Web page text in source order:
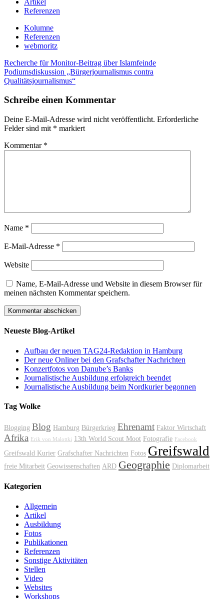
Referenzen
Kolumne
Referenzen
webmoritz
Navigation
innerhalb
eines
Recherche für Monitor-Beitrag über Islamfeinde
Podiumsdiskussion „Bürgerjournalismus contra
Qualitätsjournalismus“
Schreibe einen Kommentar
Deine E-Mail-Adresse wird nicht veröffentlicht. Erforderliche
Felder sind mit * markiert
Kommentar *
Name *
E-Mail-Adresse *
Website
Name, E-Mail-Adresse und Website in diesem Browser für
meinen nächsten Kommentar speichern.
Neueste Blog-Artikel
Aufbau der neuen TAG24-Redaktion in Hamburg
Der neue Onliner bei den Grafschafter Nachrichten
Konzertfotos von Danube’s Banks
Journalistische Ausbildung erfolgreich beendet
Journalistische Ausbildung beim Nordkurier begonnen
Tag Wolke
Blogging Blog Hamburg Bürgerkrieg Ehrenamt Faktor Wirtschaft
Afrika Erik von Malottki 13th World Scout Moot Fotografie Facebook
Greifswald Kurier Grafschafter Nachrichten Fotos Greifswald
freie Mitarbeit Geowissenschaften ARD Geographie Diplomarbeit
Kategorien
Allgemein
Artikel
Ausbildung
Fotos
Publikationen
Referenzen
Sonstige Aktivitäten
Stellen
Video
Websites
Workshops